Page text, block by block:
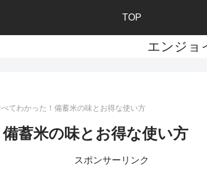
エンジ
TOP
てわかった！備蓄米の味とお得な使い方
蓄米の味とお得な使い方
スポンサーリンク